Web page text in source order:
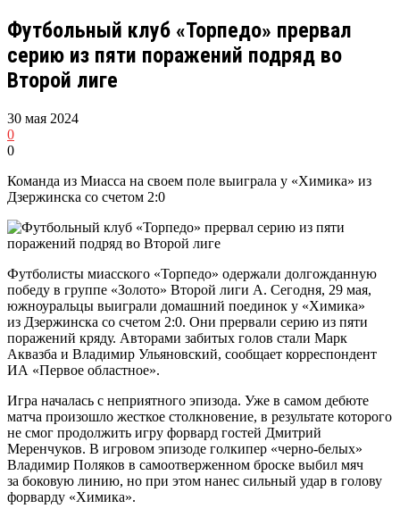
Футбольный клуб «Торпедо» прервал
серию из пяти поражений подряд во
Второй лиге
30 мая 2024
0
0
Команда из Миасса на своем поле выиграла у «Химика» из
Дзержинска со счетом 2:0
Футболисты миасского «Торпедо» одержали долгожданную
победу в группе «Золото» Второй лиги А. Сегодня, 29 мая,
южноуральцы выиграли домашний поединок у «Химика»
из Дзержинска со счетом 2:0. Они прервали серию из пяти
поражений кряду. Авторами забитых голов стали Марк
Аквазба и Владимир Ульяновский, сообщает корреспондент
ИА «Первое областное».
Игра началась с неприятного эпизода. Уже в самом дебюте
матча произошло жесткое столкновение, в результате которого
не смог продолжить игру форвард гостей Дмитрий
Меренчуков. В игровом эпизоде голкипер «черно-белых»
Владимир Поляков в самоотверженном броске выбил мяч
за боковую линию, но при этом нанес сильный удар в голову
форварду «Химика».